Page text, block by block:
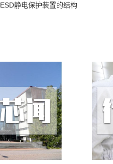
ESD静电保护装置的结构